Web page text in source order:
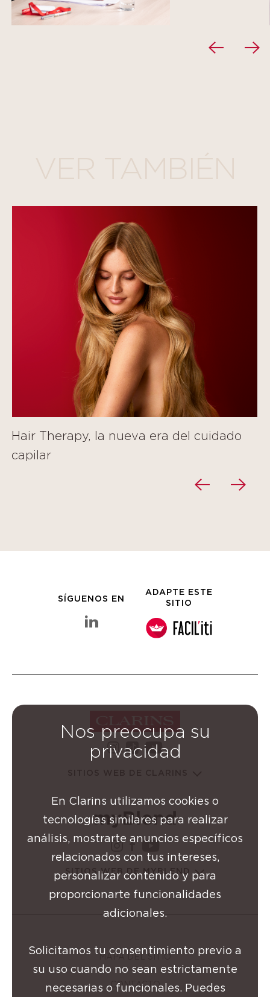
Hair Therapy, la nueva era del cuidado
capilar
SÍGUENOS EN
linkedin Grupo Clarins
ADAPTE ESTE
SITIO
instagram Grupo Clarins
youtube Grupo
instagram Grupo Clarins
facebook Grupo
youtube Grupo
SITIOS WEB DE MYBLEND
MAPA DEL SITIO
CONTACTO
Nos preocupa su
privacidad
En Clarins utilizamos cookies o
tecnologías similares para realizar
análisis, mostrarte anuncios específicos
relacionados con tus intereses,
personalizar contenido y para
proporcionarte funcionalidades
adicionales.
Solicitamos tu consentimiento previo a
su uso cuando no sean estrictamente
necesarias o funcionales. Puedes